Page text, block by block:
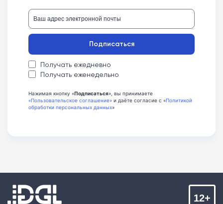
Получать ежедневно
Получать еженедельно
Подписаться
Нажимая кнопку «Подписаться», вы принимаете
«Пользовательское соглашение» и даёте согласие с «Политикой
обработки персональных данных»
12+